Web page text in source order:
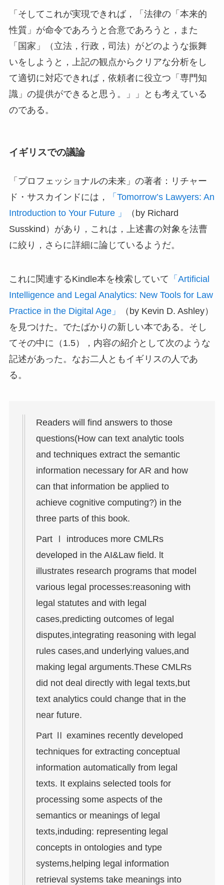
「そしてこれが実現できれば，「法律の「本来的
性質」が命令であろうと合意であろうと，また
「国家」（立法，行政，司法）がどのような振舞
いをしようと，上記の観点からクリアな分析をし
て適切に対応できれば，依頼者に役立つ「専門知
識」の提供ができると思う。」」とも考えている
のである。
イギリスでの議論
「プロフェッショナルの未来」の著者：リチャー
ド・サスカインドには，
「Tomorrow’s Lawyers: An
Introduction to Your Future 」
（by Richard
Susskind）があり，これは，上述書の対象を法曹
に絞り，さらに詳細に論じているようだ。
これに関連するKindle本を検索していて 「Artificial
Intelligence and Legal Analytics: New Tools for Law
Practice in the Digital Age」
（by Kevin D. Ashley）
を見つけた。でたばかりの新しい本である。そし
てその中に（1.5），内容の紹介として次のような
記述があった。なお二人ともイギリスの人であ
る。
Readers will find answers to those
questions(How can text analytic tools
and techniques extract the semantic
information necessary for AR and how
can that information be applied to
achieve cognitive computing?) in the
three parts of this book.
Part Ⅰ introduces more CMLRs
developed in the AI&Law field. lt
illustrates research programs that model
various legal processes:reasoning with
legal statutes and with legal
cases,predicting outcomes of legal
disputes,integrating reasoning with legal
rules cases,and underlying values,and
making legal arguments.These CMLRs
did not deal directly with legal texts,but
text analytics could change that in the
near future.
Part Ⅱ examines recently developed
techniques for extracting conceptual
information automatically from legal
texts. It explains selected tools for
processing some aspects of the
semantics or meanings of legal
texts,induding: representing legal
concepts in ontologies and type
systems,helping legal information
retrieval systems take meanings into